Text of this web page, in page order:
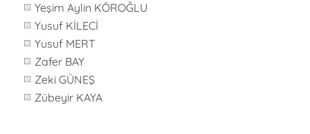
Yeşim Aylin KÖROĞLU
Yusuf KİLECİ
Yusuf MERT
Zafer BAY
Zeki GÜNEŞ
Zübeyir KAYA